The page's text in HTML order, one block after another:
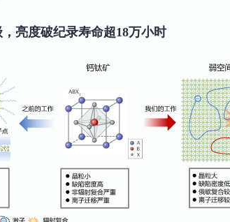
亮度破纪录寿命超18万小时